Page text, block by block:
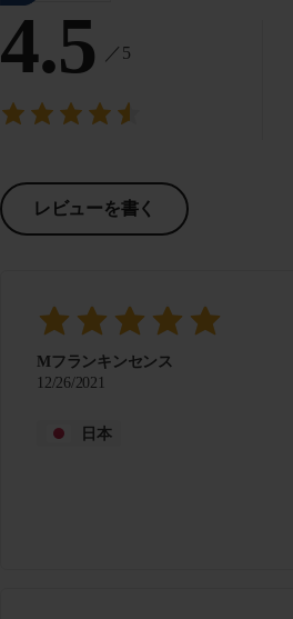
4.5 ／5
レビューを書く
Mフランキンセンス
12/26/2021
日本